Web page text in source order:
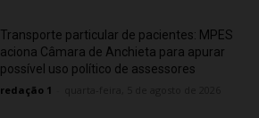
Transporte particular de pacientes: MPES
aciona Câmara de Anchieta para apurar
possível uso político de assessores
redação 1